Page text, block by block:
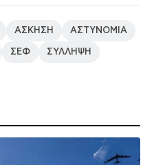
ΑΣΚΗΣΗ ΑΣΤΥΝΟΜΙΑ
ΣΕΦ ΣΥΛΛΗΨΗ